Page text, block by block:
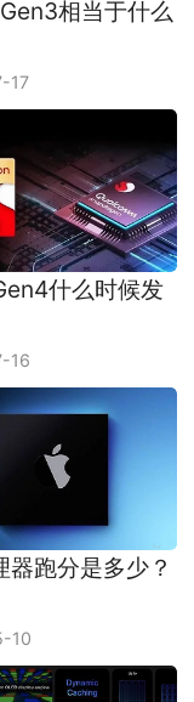
相当于什么
17
什么时候发
16
器跑分是多少？
10